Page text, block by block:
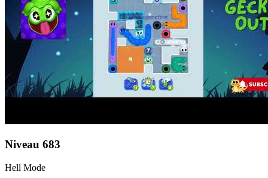
Niveau 683
Hell Mode